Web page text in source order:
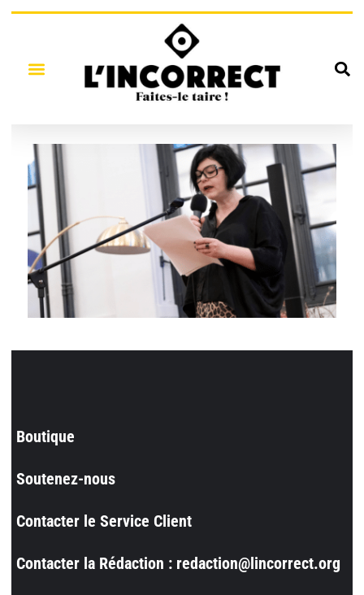
Boutique
Soutenez-nous
Contacter le Service Client
Contacter la Rédaction : redaction@lincorrect.org